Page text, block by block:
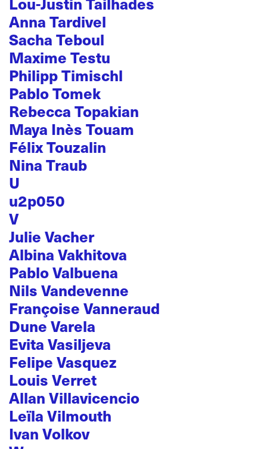
Anna Tardivel
Sacha Teboul
Maxime Testu
Philipp Timischl
Pablo Tomek
Rebecca Topakian
Maya Inès Touam
Félix Touzalin
Nina Traub
U
u2p050
V
Julie Vacher
Albina Vakhitova
Pablo Valbuena
Nils Vandevenne
Françoise Vanneraud
Dune Varela
Evita Vasiljeva
Felipe Vasquez
Louis Verret
Allan Villavicencio
Leïla Vilmouth
Ivan Volkov